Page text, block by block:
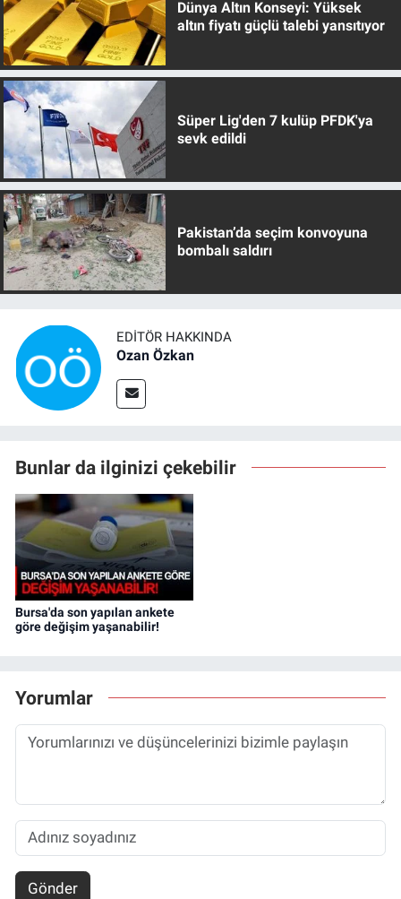
Dünya Altın Konseyi: Yüksek
altın fiyatı güçlü talebi yansıtıyor
Süper Lig'den 7 kulüp PFDK'ya
sevk edildi
Pakistan’da seçim konvoyuna
bombalı saldırı
EDITÖR HAKKINDA
Ozan Özkan
Bunlar da ilginizi çekebilir
Bursa'da son yapılan ankete
göre değişim yaşanabilir!
Yorumlar
Gönder